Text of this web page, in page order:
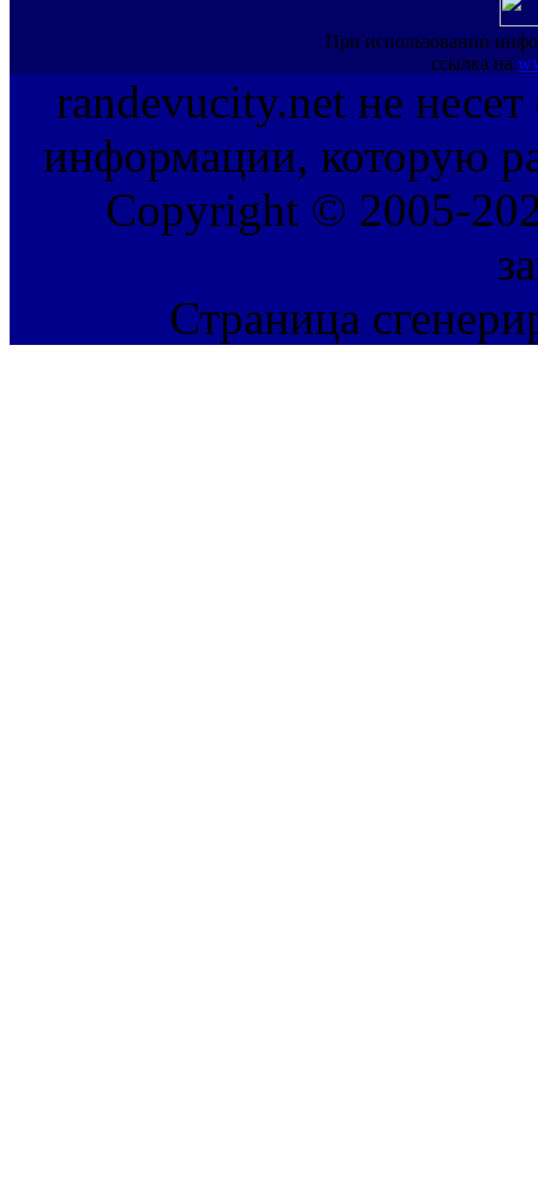
При использовании
ссылка на
randevucity.net не несет
информации, которую
Copyright © 2005-
Страница